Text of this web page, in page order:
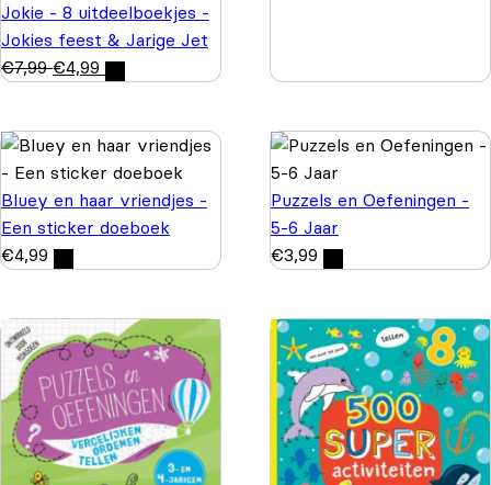
Jokie - 8 uitdeelboekjes -
Jokies feest & Jarige Jet
€7,99 €4,99
Bluey en haar vriendjes -
Een sticker doeboek
€4,99
Puzzels en Oefeningen -
5-6 Jaar
€3,99